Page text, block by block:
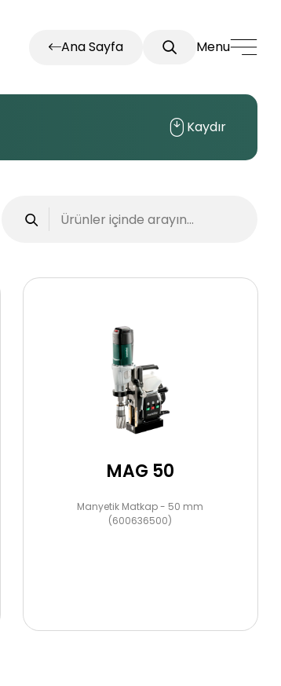
Ana Sayfa Menu
Kaydır
MAG 50
Manyetik Matkap - 50 mm
(600636500)